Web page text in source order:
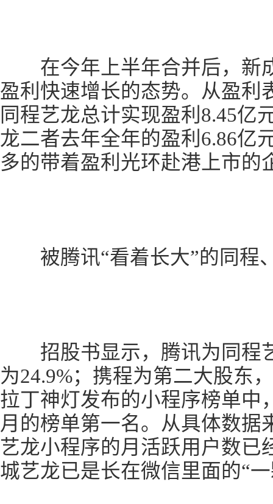
在今年上半年合并后，新
盈利快速增长的态势。从盈利
同程艺龙总计实现盈利8.45亿
龙二者去年全年的盈利6.86亿
多的带着盈利光环赴港上市的
被腾讯“看着长大”的同程
招股书显示，腾讯为同程
为24.9%；携程为第二大股东
拉丁神灯发布的小程序榜单中
月的榜单第一名。从具体数据
艺龙小程序的月活跃用户数已
城艺龙已是长在微信里面的“